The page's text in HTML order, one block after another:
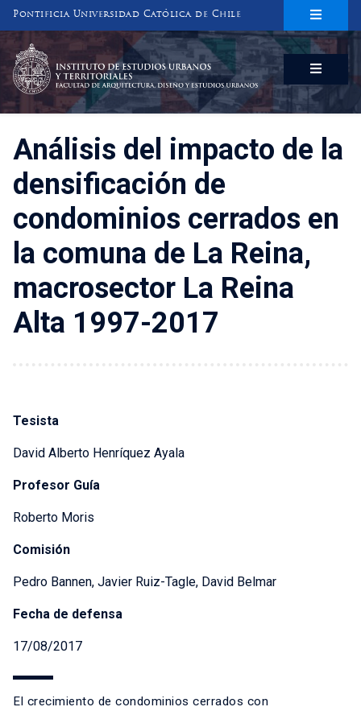
Pontificia Universidad Católica de Chile
INSTITUTO DE ESTUDIOS URBANOS
Y TERRITORIALES
FACULTAD DE ARQUITECTURA, DISEÑO Y ESTUDIOS URBANOS
Análisis del impacto de la
densificación de
condominios cerrados en
la comuna de La Reina,
macrosector La Reina
Alta 1997-2017
Tesista
David Alberto Henríquez Ayala
Profesor Guía
Roberto Moris
Comisión
Pedro Bannen, Javier Ruiz-Tagle, David Belmar
Fecha de defensa
17/08/2017
El crecimiento de condominios cerrados con